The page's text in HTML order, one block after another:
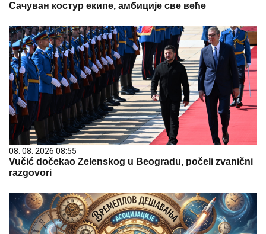
Сачуван костур екипе, амбиције све веће
08. 08. 2026 08:55
Vučić dočekao Zelenskog u Beogradu, počeli zvanični
razgovori